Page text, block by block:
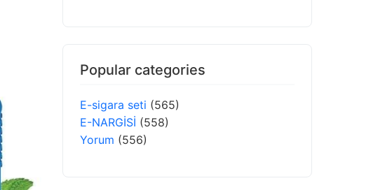
Popular categories
E-sigara seti (565)
E-NARGİSİ (558)
Yorum (556)